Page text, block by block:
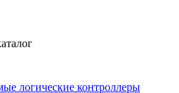
логические контроллеры